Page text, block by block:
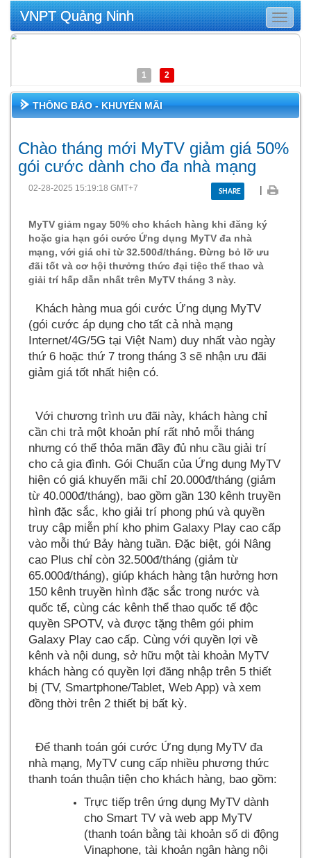
Toggle
VNPT Quảng Ninh
1 2
THÔNG BÁO - KHUYẾN MÃI
Chào tháng mới MyTV giảm giá 50%
gói cước dành cho đa nhà mạng
02-28-2025 15:19:18 GMT+7 SHARE |
MyTV giảm ngay 50% cho khách hàng khi đăng ký
hoặc gia hạn gói cước Ứng dụng MyTV đa nhà
mạng, với giá chỉ từ 32.500đ/tháng. Đừng bỏ lỡ ưu
đãi tốt và cơ hội thưởng thức đại tiệc thể thao và
giải trí hấp dẫn nhất trên MyTV tháng 3 này.
Khách hàng mua gói cước Ứng dụng MyTV
(gói cước áp dụng cho tất cả nhà mạng
Internet/4G/5G tại Việt Nam) duy nhất vào ngày
thứ 6 hoặc thứ 7 trong tháng 3 sẽ nhận ưu đãi
giảm giá tốt nhất hiện có.
Với chương trình ưu đãi này, khách hàng chỉ
cần chi trả một khoản phí rất nhỏ mỗi tháng
nhưng có thể thỏa mãn đầy đủ nhu cầu giải trí
cho cả gia đình. Gói Chuẩn của Ứng dụng MyTV
hiện có giá khuyến mãi chỉ 20.000đ/tháng (giảm
từ 40.000đ/tháng), bao gồm gần 130 kênh truyền
hình đặc sắc, kho giải trí phong phú và quyền
truy cập miễn phí kho phim Galaxy Play cao cấp
vào mỗi thứ Bảy hàng tuần. Đặc biệt, gói Nâng
cao Plus chỉ còn 32.500đ/tháng (giảm từ
65.000đ/tháng), giúp khách hàng tận hưởng hơn
150 kênh truyền hình đặc sắc trong nước và
quốc tế, cùng các kênh thể thao quốc tế độc
quyền SPOTV, và được tặng thêm gói phim
Galaxy Play cao cấp. Cùng với quyền lợi về
kênh và nội dung, sở hữu một tài khoản MyTV
khách hàng có quyền lợi đăng nhập trên 5 thiết
bị (TV, Smartphone/Tablet, Web App) và xem
đồng thời trên 2 thiết bị bất kỳ.
Để thanh toán gói cước Ứng dụng MyTV đa
nhà mạng, MyTV cung cấp nhiều phương thức
thanh toán thuận tiện cho khách hàng, bao gồm:
Trực tiếp trên ứng dụng MyTV dành
cho Smart TV và web app MyTV
(thanh toán bằng tài khoản số di động
Vinaphone, tài khoản ngân hàng nội